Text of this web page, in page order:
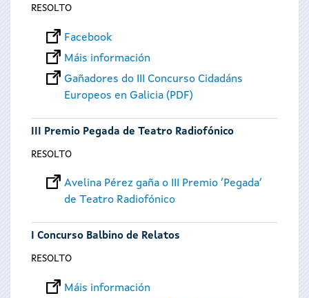
RESOLTO
Facebook
Máis información
Gañadores do III Concurso Cidadáns
Europeos en Galicia (PDF)
III Premio Pegada de Teatro Radiofónico
RESOLTO
Avelina Pérez gaña o III Premio ‘Pegada’
de Teatro Radiofónico
I Concurso Balbino de Relatos
RESOLTO
Máis información